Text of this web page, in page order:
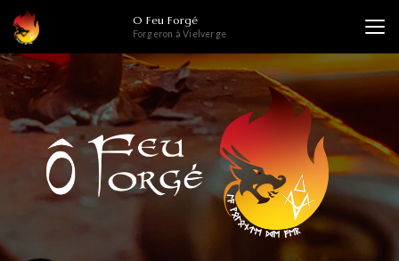
contenu
principal
O Feu Forgé
Forgeron à Vielverge